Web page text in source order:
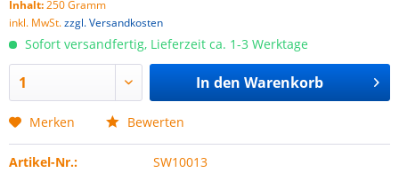
Inhalt:250 Gramm
inkl. MwSt.zzgl. Versandkosten
Sofort versandfertig, Lieferzeit ca. 1-3 Werktage
In den Warenkorb
Merken Bewerten
Artikel-Nr.: SW10013